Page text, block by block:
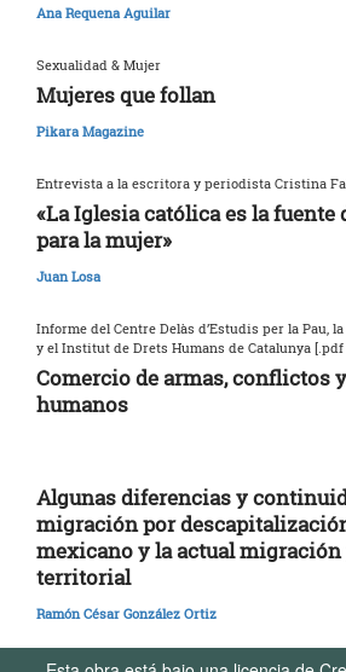
Ana Requena Aguilar
Sexualidad & Mujer
Mujeres que follan
Pikara Magazine
Entrevista a la escritora y periodista Cristina
«La Iglesia católica es la fuente
para la mujer»
Juan Losa
Informe del Centre Delàs d’Estudis per la Pau,
y el Institut de Drets Humans de Catalunya [.pdf
Comercio de armas, conflictos
humanos
Algunas diferencias y
migración por
mexicano y la actual migración
territorial
Ramón César González Ortiz